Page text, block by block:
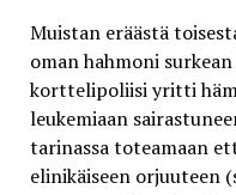
Muistan eräästä
oman hahmoni
korttelipoliisi yritti
leukemiaan
tarinassa toteamaan
elinikäiseen orjuuteen